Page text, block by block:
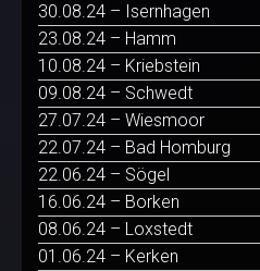
30.08.24 – Isernhagen
23.08.24 – Hamm
10.08.24 – Kriebstein
09.08.24 – Schwedt
27.07.24 – Wiesmoor
22.07.24 – Bad Homburg
22.06.24 – Sögel
16.06.24 – Borken
08.06.24 – Loxstedt
01.06.24 – Kerken